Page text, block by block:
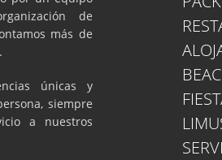
de
más de
únicas y
siempre
a nuestros